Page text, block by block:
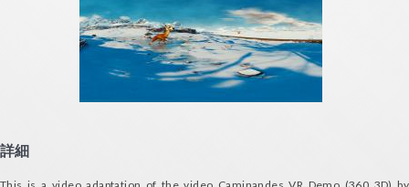
詳細